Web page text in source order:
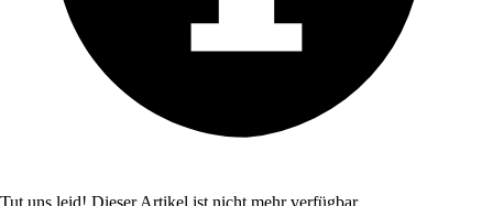
Tut uns leid! Dieser Artikel ist nicht mehr verfügbar.